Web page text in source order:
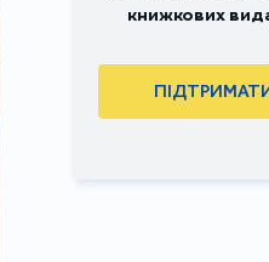
книжкових